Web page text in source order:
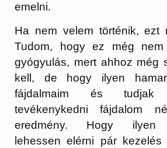
emelni.
Ha nem velem történik, ezt
Tudom, hogy ez még nem
gyógyulás, mert ahhoz még
kell, de hogy ilyen
fájdalmaim és
tevékenykedni fájdalom
eredmény. Hogy ilyen
lehessen elérni pár